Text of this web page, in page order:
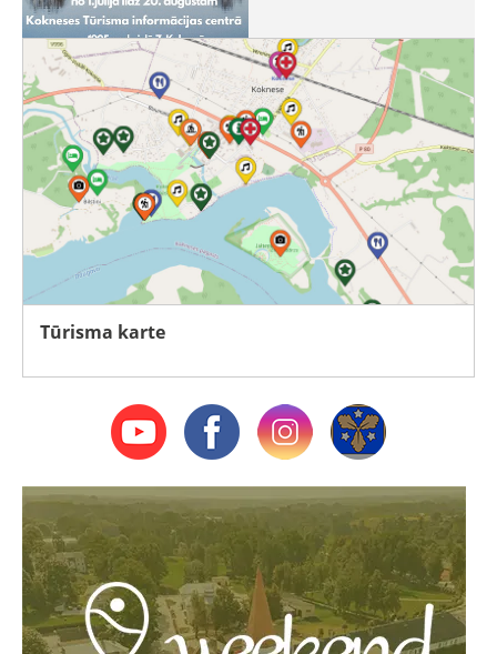
Tūrisma karte